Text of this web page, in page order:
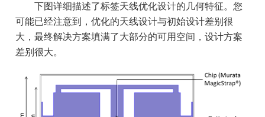
下图详细描述了标签天线优化设计的几何特征。您
可能已经注意到，优化的天线设计与初始设计差别很
大，最终解决方案填满了大部分的可用空间，设计方案
差别很大。